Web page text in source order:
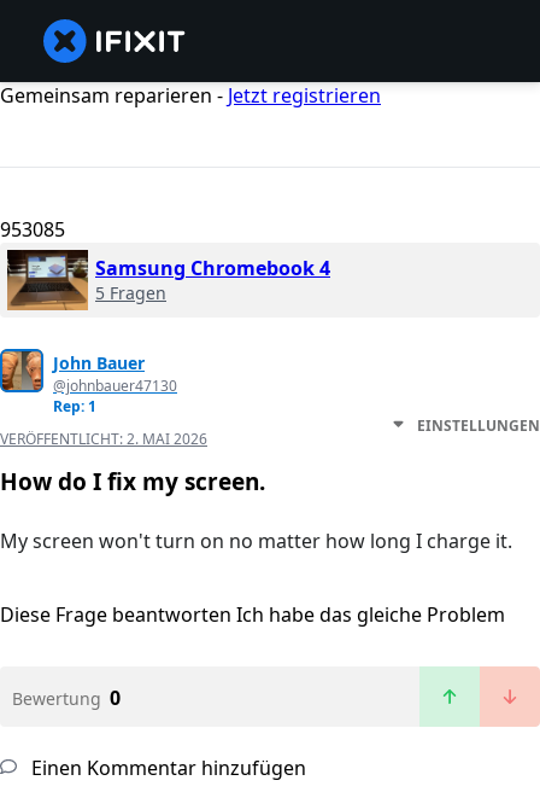
Gemeinsam reparieren - Jetzt registrieren
953085
Samsung Chromebook 4
5 Fragen
John Bauer
@johnbauer47130
Rep: 1
VERÖFFENTLICHT:2. MAI 2026
EINSTELLUNGEN
How do I fix my screen.
My screen won't turn on no matter how long I charge it.
Diese Frage beantworten Ich habe das gleiche Problem
Bewertung 0
Einen Kommentar hinzufügen